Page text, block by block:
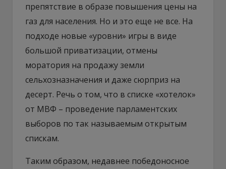
препятствие в образе повышения цены на
газ для населения. Но и это еще не все. На
подходе новые «уровни» игры в виде
большой приватизации, отмены
моратория на продажу земли
сельхозназначения и даже сюрприз на
десерт. Речь о том, что в списке «хотелок»
от МВФ – проведение парламентских
выборов по так называемым открытым
спискам.
Таким образом, недавнее победоносное